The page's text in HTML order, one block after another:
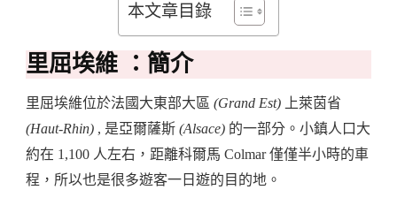
本文章目錄
里屈埃維 ：簡介
里屈埃維位於法國大東部大區 (Grand Est) 上萊茵省
(Haut-Rhin) , 是亞爾薩斯 (Alsace) 的一部分。小鎮人口大
約在 1,100 人左右，距離科爾馬 Colmar 僅僅半小時的車
程，所以也是很多遊客一日遊的目的地。